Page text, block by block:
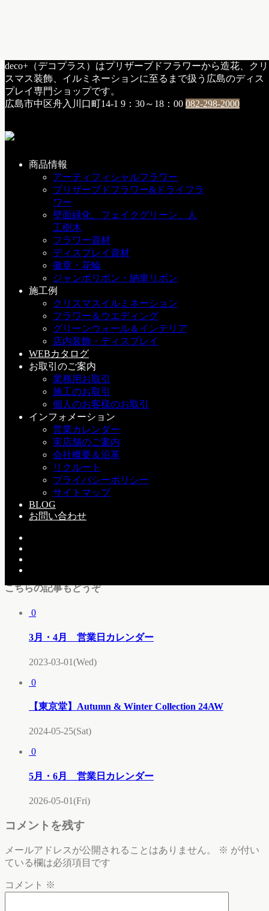
deco+（デコプラス）はプリザーブドフラワーから造花、クリ
スマス装飾、イルミネーションに至るまで扱う広島のディス
プレイ専門ショップです。
広島市中区舟入川口町14-1 9：30～18：00 082-298-2000
商品情報
アーティフィシャルフラワー
プリザーブドフラワー&ドライフラ
ワー
壁面緑化、フェイクグリーン、人
工樹木
フラワー資材
ディスプレイ資材
徽章・花輪
ジャンボリボン・納車リボン
施工例
クリスマスイルミネーション
フラワー＆ウエディング
グリーンウォール＆インテリア
店内装飾・ディスプレイ
WEBカタログ
お取引のご案内
業務用お取引
施工のお取引
個人のお客様のお取引
インフォメーション
営業カレンダー
実店舗のご案内
会社概要＆沿革
リクルート
プライバシーポリシー
サイトマップ
BLOG
お問い合わせ
HOME
a：お知らせ
12月・1月 営業日カレンダー
12月、1月の営業日カレンダーです😀
年末は12月28日(木)まで、 年始は1月5日(金)から営業予定で
月曜～土曜 9:30～18:00まで営業、 日曜と祝日が店休日で
今月もよろしくお願いします✨
a：お知らせ
アーティフィシャルフラワー
営業日カレンダー
デコプラススタッフ
こちらの記事もどうぞ
0
3月・4月 営業日カレンダー
2023-03-01(Wed)
0
【東京堂】Autumn & Winter Collection 24AW
2024-05-25(Sat)
0
5月・6月 営業日カレンダー
2026-05-01(Fri)
コメントを残す
メールアドレスが公開されることはありません。 ※ が付い
ている欄は必須項目です
コメント ※